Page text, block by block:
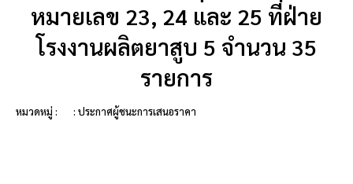
หมายเลข 23, 24 และ 25 ที่ฝ่าย
โรงงานผลิตยาสูบ 5 จำนวน 35
รายการ
หมวดหมู่ : : ประกาศผู้ชนะการเสนอราคา